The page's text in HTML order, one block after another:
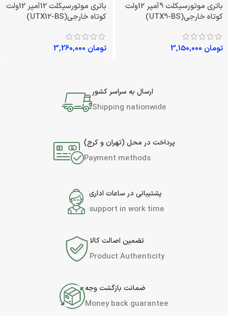
باتری موتورسیکلت 9آمپر 12ولت
کوتاه خارجی(UTX9-BS)
تومان
باتری موتورسیکلت 12آمپر 12ولت
کوتاه خارجی(UTX12-BS)
تومان
ارسال به سراسر کشور
Shipping nationwide
پرداخت در محل (تهران و کرج)
Payment methods
پشتیبانی در ساعات اداری
support in work time
تضمین اصالت کالا
Product Authenticity
ضمانت بازگشت وجه
Money back guarantee